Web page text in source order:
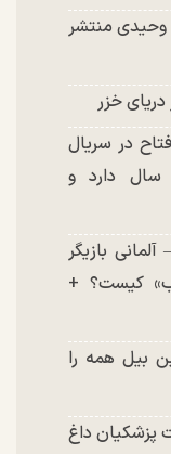
وحیدی منتشر
خزر
در سریال
دارد و
بازیگر
کیست؟ +
بیل همه را
پزشکیان داغ